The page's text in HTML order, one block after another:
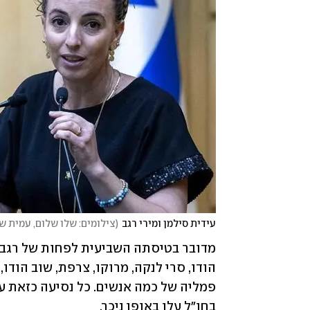
עידית סילמן ומירי רגב (צילומים: שלו שלום, עמית
בחו"ל עלו באופן ניכר.